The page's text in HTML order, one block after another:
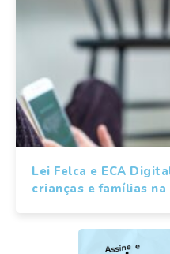
Lei Felca e ECA
crianças e famílias